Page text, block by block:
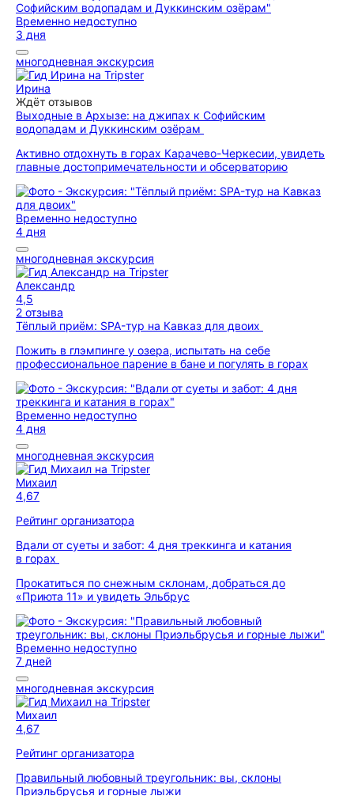
Временно недоступно
3 дня
многодневная экскурсия
Ирина
Ждёт отзывов
Выходные в Архызе: на джипах к Софийским
водопадам и Дуккинским озёрам
Активно отдохнуть в горах Карачево-Черкесии, увидеть
главные достопримечательности и обсерваторию
Временно недоступно
4 дня
многодневная экскурсия
Александр
4,5
2 отзыва
Тёплый приём: SPA-тур на Кавказ для двоих
Пожить в глэмпинге у озера, испытать на себе
профессиональное парение в бане и погулять в горах
Временно недоступно
4 дня
многодневная экскурсия
Михаил
4,67
Рейтинг организатора
Вдали от суеты и забот: 4 дня треккинга и катания
в горах
Прокатиться по снежным склонам, добраться до
«Приюта 11» и увидеть Эльбрус
Временно недоступно
7 дней
многодневная экскурсия
Михаил
4,67
Рейтинг организатора
Правильный любовный треугольник: вы, склоны
Приэльбрусья и горные лыжи